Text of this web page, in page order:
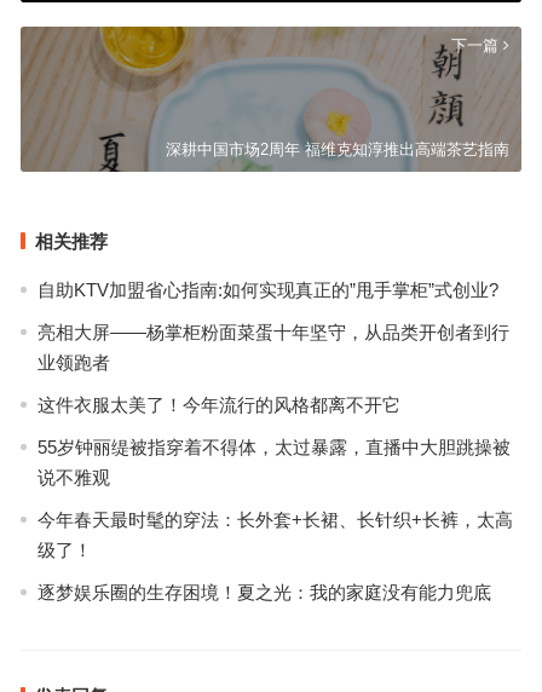
下一篇
深耕中国市场2周年 福维克知淳推出高端茶艺指南
相关推荐
自助KTV加盟省心指南:如何实现真正的”甩手掌柜”式创业?
亮相大屏——杨掌柜粉面菜蛋十年坚守，从品类开创者到行
业领跑者
这件衣服太美了！今年流行的风格都离不开它
55岁钟丽缇被指穿着不得体，太过暴露，直播中大胆跳操被
说不雅观
今年春天最时髦的穿法：长外套+长裙、长针织+长裤，太高
级了！
逐梦娱乐圈的生存困境！夏之光：我的家庭没有能力兜底